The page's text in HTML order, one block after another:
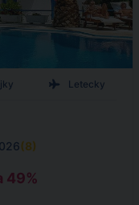
Letecky
(8)
49%